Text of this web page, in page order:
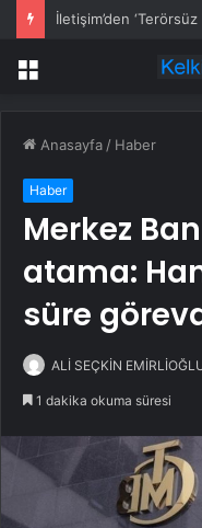
İletişim’den
Menü
Anasayfa / Haber
Haber
Merkez
atama:
süre
ALİ SEÇKİN
1 dakika okuma süresi